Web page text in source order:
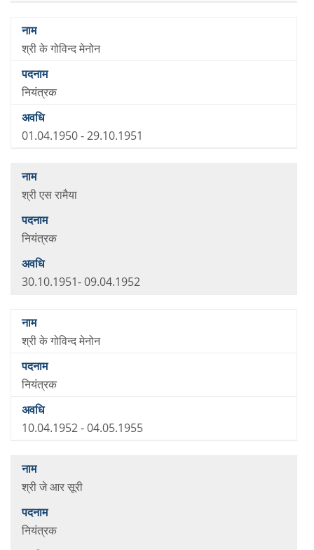
श्री के गोविन्द मेनोन
नियंत्रक
01.04.1950 - 29.10.1951
श्री एस रामैया
नियंत्रक
30.10.1951- 09.04.1952
श्री के गोविन्द मेनोन
नियंत्रक
10.04.1952 - 04.05.1955
श्री जे आर सूरी
नियंत्रक